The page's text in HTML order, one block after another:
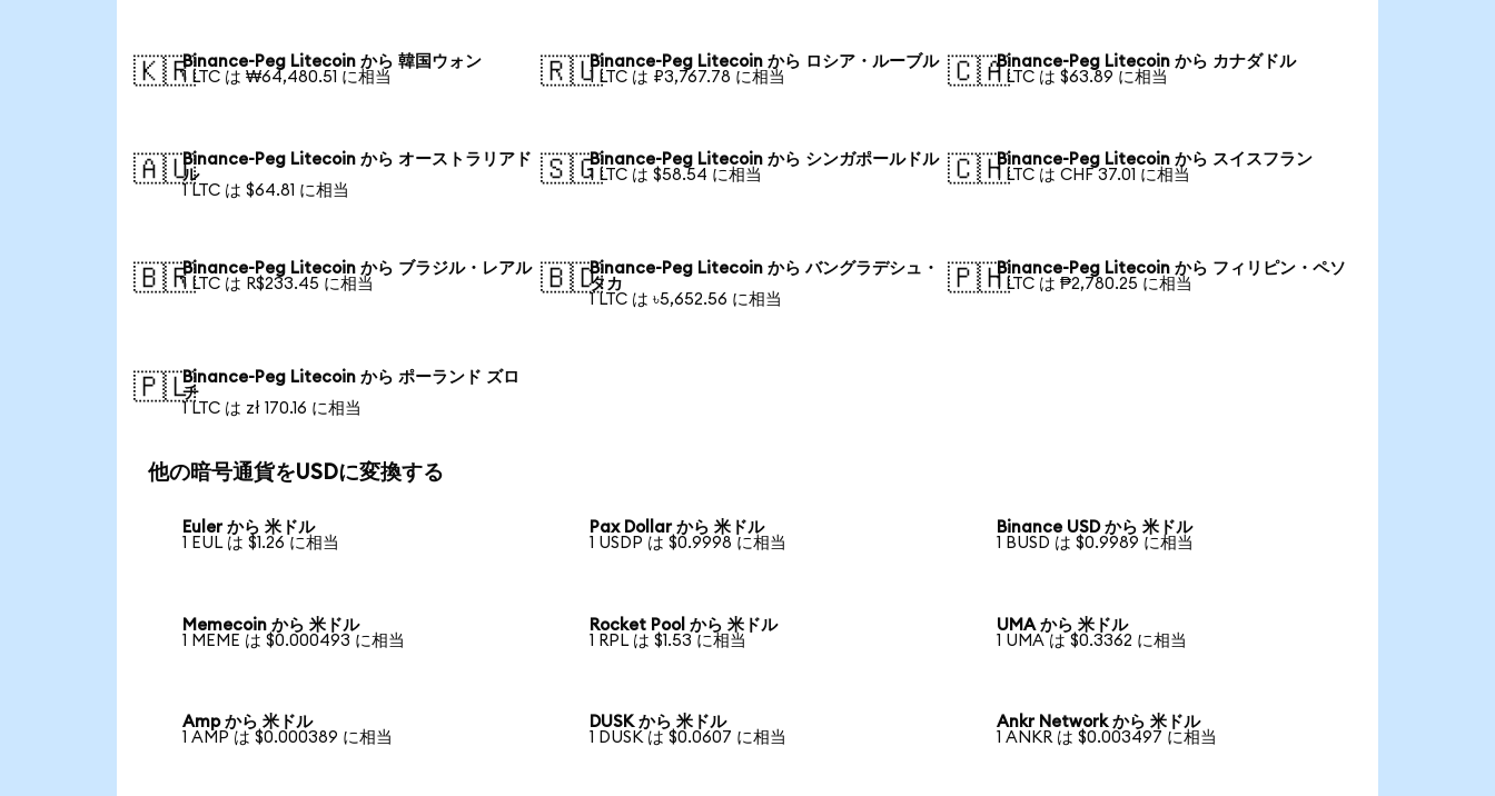
🇰🇷Binance-Peg Litecoin から 韓国ウォン
1 LTC は ₩64,480.51 に相当
🇷🇺Binance-Peg Litecoin から ロシア・ルーブル
1 LTC は ₽3,767.78 に相当
🇨🇦Binance-Peg Litecoin から カナダドル
1 LTC は $63.89 に相当
🇦🇺Binance-Peg Litecoin から オーストラリアド
ル
1 LTC は $64.81 に相当
🇸🇬Binance-Peg Litecoin から シンガポールドル
1 LTC は $58.54 に相当
🇨🇭Binance-Peg Litecoin から スイスフラン
1 LTC は CHF 37.01 に相当
🇧🇷Binance-Peg Litecoin から ブラジル・レアル
1 LTC は R$233.45 に相当
🇧🇩Binance-Peg Litecoin から バングラデシュ・
タカ
1 LTC は ৳5,652.56 に相当
🇵🇭Binance-Peg Litecoin から フィリピン・ペソ
1 LTC は ₱2,780.25 に相当
🇵🇱Binance-Peg Litecoin から ポーランド ズロ
チ
1 LTC は zł 170.16 に相当
他の暗号通貨をUSDに変換する
Euler から 米ドル
1 EUL は $1.26 に相当
Pax Dollar から 米ドル
1 USDP は $0.9998 に相当
Binance USD から 米ドル
1 BUSD は $0.9989 に相当
Memecoin から 米ドル
1 MEME は $0.000493 に相当
Rocket Pool から 米ドル
1 RPL は $1.53 に相当
UMA から 米ドル
1 UMA は $0.3362 に相当
Amp から 米ドル
1 AMP は $0.000389 に相当
DUSK から 米ドル
1 DUSK は $0.0607 に相当
Ankr Network から 米ドル
1 ANKR は $0.003497 に相当